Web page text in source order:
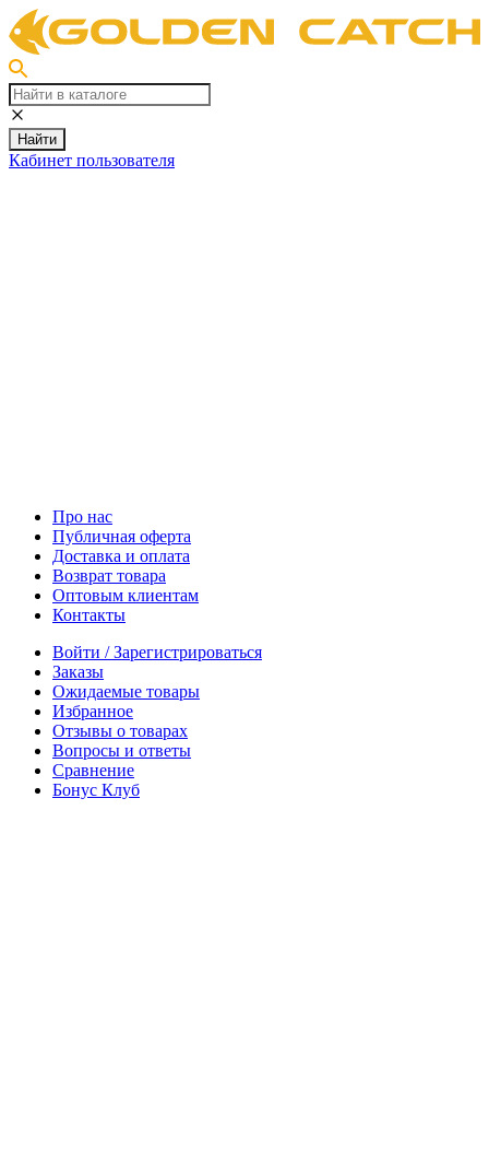
Найти
Кабинет пользователя
Про нас
Публичная оферта
Доставка и оплата
Возврат товара
Оптовым клиентам
Контакты
Войти / Зарегистрироваться
Заказы
Ожидаемые товары
Избранное
Отзывы о товарах
Вопросы и ответы
Сравнение
Бонус Клуб